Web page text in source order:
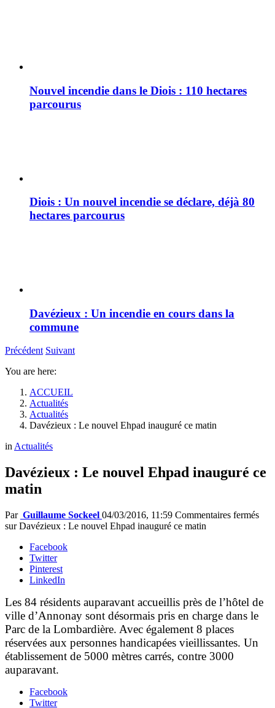
Nouvel incendie dans le Diois : 110 hectares
parcourus
Diois : Un nouvel incendie se déclare, déjà 80
hectares parcourus
Davézieux : Un incendie en cours dans la
commune
Précédent Suivant
You are here:
ACCUEIL
Actualités
Actualités
Davézieux : Le nouvel Ehpad inauguré ce matin
inActualités
Davézieux : Le nouvel Ehpad inauguré ce
matin
Par Guillaume Sockeel 04/03/2016, 11:59 Commentaires fermés
sur Davézieux : Le nouvel Ehpad inauguré ce matin
Facebook
Twitter
Pinterest
LinkedIn
Les 84 résidents auparavant accueillis près de l’hôtel de
ville d’Annonay sont désormais pris en charge dans le
Parc de la Lombardière. Avec également 8 places
réservées aux personnes handicapées vieillissantes. Un
établissement de 5000 mètres carrés, contre 3000
auparavant.
Facebook
Twitter